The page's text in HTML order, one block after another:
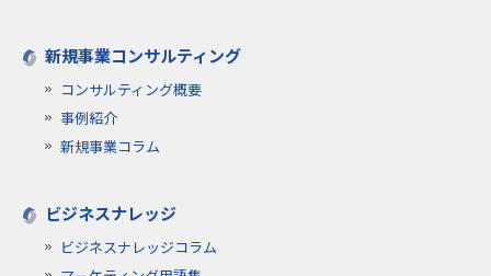
新規事業コンサルティング
コンサルティング概要
事例紹介
新規事業コラム
ビジネスナレッジ
ビジネスナレッジコラム